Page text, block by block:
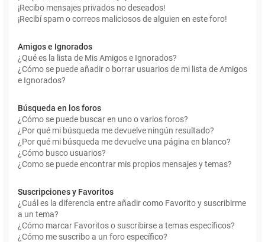
¡Recibo mensajes privados no deseados!
¡Recibí spam o correos maliciosos de alguien en este foro!
Amigos e Ignorados
¿Qué es la lista de Mis Amigos e Ignorados?
¿Cómo se puede añadir o borrar usuarios de mi lista de Amigos
e Ignorados?
Búsqueda en los foros
¿Cómo se puede buscar en uno o varios foros?
¿Por qué mi búsqueda me devuelve ningún resultado?
¿Por qué mi búsqueda me devuelve una página en blanco?
¿Cómo busco usuarios?
¿Como se puede encontrar mis propios mensajes y temas?
Suscripciones y Favoritos
¿Cuál es la diferencia entre añadir como Favorito y suscribirme
a un tema?
¿Cómo marcar Favoritos o suscribirse a temas específicos?
¿Cómo me suscribo a un foro específico?